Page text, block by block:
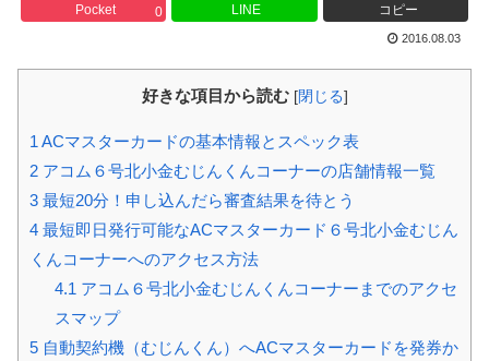
Pocket 0 LINE コピー
2016.08.03
好きな項目から読む [閉じる]
1 ACマスターカードの基本情報とスペック表
2 アコム６号北小金むじんくんコーナーの店舗情報一覧
3 最短20分！申し込んだら審査結果を待とう
4 最短即日発行可能なACマスターカード６号北小金むじん
くんコーナーへのアクセス方法
4.1 アコム６号北小金むじんくんコーナーまでのアクセ
スマップ
5 自動契約機（むじんくん）へACマスターカードを発券か